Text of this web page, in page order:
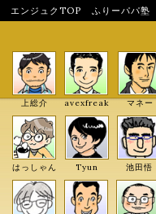
エンジュクTOP ふりーパパ塾
上総介 avexfreak マネー
はっしゃん Tyun 池田悟